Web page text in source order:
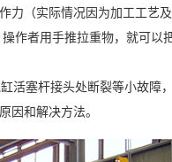
力（实际情况因为加工工艺
作者用手推拉重物，就可以
塞杆接头处断裂等小故障
因和解决方法。